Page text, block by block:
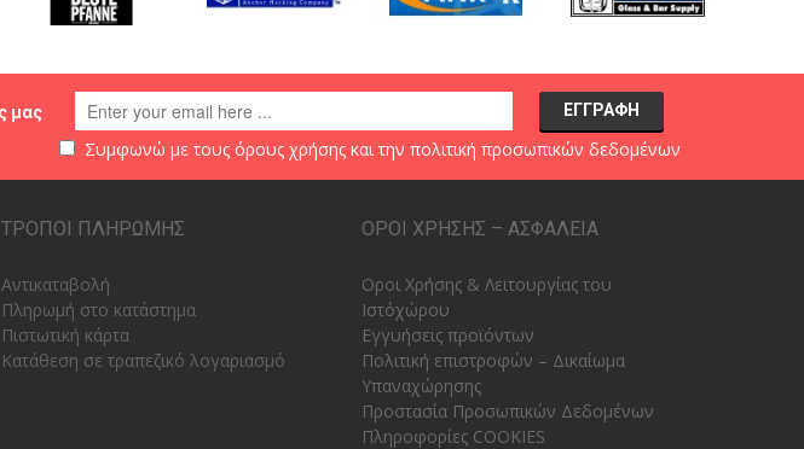
μας
Συμφωνώ με τους όρους χρήσηςκαι την πολιτική προσωπικών δεδομένων
ΤΡΟΠΟΙ ΠΛΗΡΩΜΗΣ
Αντικαταβολή
Πληρωμή στο κατάστημα
Πιστωτική κάρτα
Κατάθεση σε τραπεζικό λογαριασμό
ΟΡΟΙ ΧΡΗΣΗΣ – ΑΣΦΑΛΕΙΑ
Οροι Χρήσης & Λειτουργίας του
Ιστόχώρου
Εγγυήσεις προϊόντων
Πολιτική επιστροφών – Δικαίωμα
Υπαναχώρησης
Προστασία Προσωπικών Δεδομένων
Πληροφορίες COOKIES